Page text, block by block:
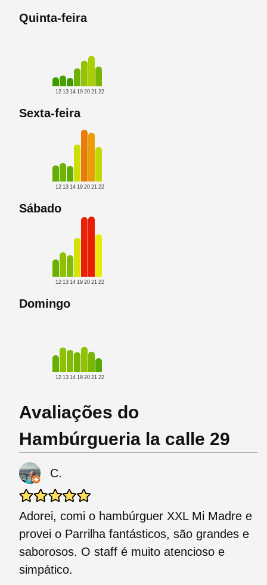
Quinta-feira
12 13 14 19 20 21 22
Sexta-feira
12 13 14 19 20 21 22
Sábado
12 13 14 19 20 21 22
Domingo
12 13 14 19 20 21 22
Avaliações do
Hambúrgueria la calle 29
C.
Adorei, comi o hambúrguer XXL Mi Madre e
provei o Parrilha fantásticos, são grandes e
saborosos. O staff é muito atencioso e
simpático.